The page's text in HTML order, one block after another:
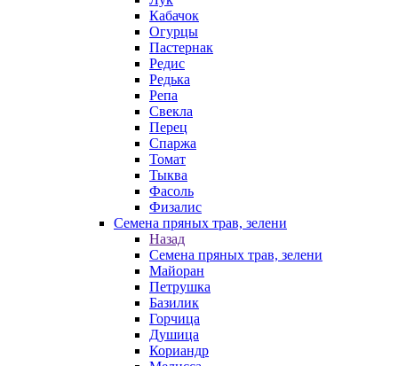
Кабачок
Огурцы
Пастернак
Редис
Редька
Репа
Свекла
Перец
Спаржа
Томат
Тыква
Фасоль
Физалис
Семена пряных трав, зелени
Назад
Семена пряных трав, зелени
Майоран
Петрушка
Базилик
Горчица
Душица
Кориандр